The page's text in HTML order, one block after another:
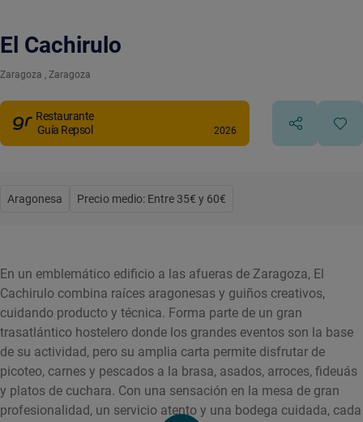
El Cachirulo
Zaragoza , Zaragoza
Restaurante
Guía Repsol
2026
Aragonesa Precio medio: Entre 35€ y 60€
En un emblemático edificio a las afueras de Zaragoza, El
Cachirulo combina raíces aragonesas y guiños creativos,
cuidando producto y técnica. Forma parte de un gran
trasatlántico hostelero donde los grandes eventos son la base
de su actividad, pero su amplia carta permite disfrutar de
picoteo, carnes y pescados a la brasa, asados, arroces, fideuás
y platos de cuchara. Con una sensación en la mesa de gran
profesionalidad, un servicio atento y una bodega cuidada, cada